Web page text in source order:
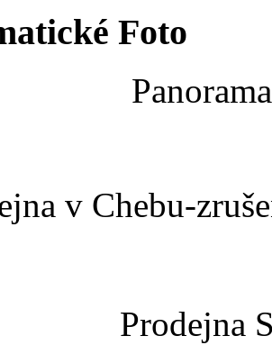
Foto
v Chebu-
Prodejna